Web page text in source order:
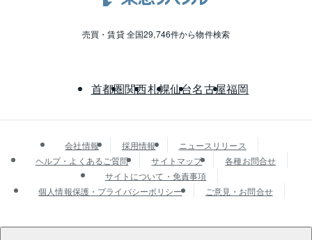
売買・賃貸 全国29,746件から物件検索
首都圏関西札幌仙台名古屋福岡
会社情報 採用情報
ニュースリリース
ヘルプ・よくあるご質問
サイトマップ
各種お問合せ
サイトについて・免責事項
個人情報保護・プライバシーポリシー
ご意見・お問合せ